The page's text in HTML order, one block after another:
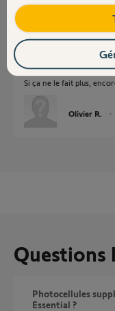
J'ai repositionné
n'hésiterai pas à vous
Si ça ne le fait plus,
Olivier R.
Questions
photocellules supplémentaires, portail à battant Lockyvia
Essential ?